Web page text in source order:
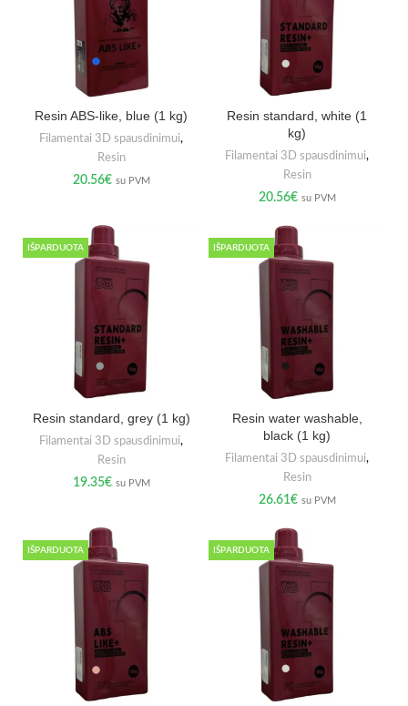
Resin ABS-like, blue (1 kg)
Filamentai 3D spausdinimui,
Resin
20.56€ su PVM
Resin standard, white (1
kg)
Filamentai 3D spausdinimui,
Resin
20.56€ su PVM
IŠPARDUOTA
Resin standard, grey (1 kg)
Filamentai 3D spausdinimui,
Resin
19.35€ su PVM
IŠPARDUOTA
Resin water washable,
black (1 kg)
Filamentai 3D spausdinimui,
Resin
26.61€ su PVM
IŠPARDUOTA IŠPARDUOTA